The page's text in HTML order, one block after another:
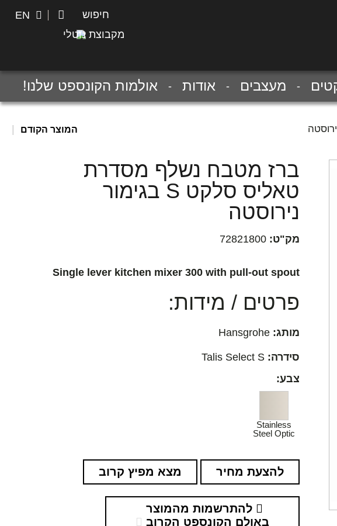
חיפוש EN
מקבוצת נוטלי
מעצבים אודות אולמות הקונספט שלנו!
המוצר הקודם
ברז מטבח נשלף מסדרת
טאליס סלקט S בגימור
נירוסטה
מק"ט: 72821800
Single lever kitchen mixer 300 with pull-out spout
פרטים / מידות:
מותג:
סידרה:
צבע:
Stainless
Steel Optic
להצעת מחיר מצא מפיץ קרוב
להתרשמות מהמוצר
באולם הקונספט הקרוב